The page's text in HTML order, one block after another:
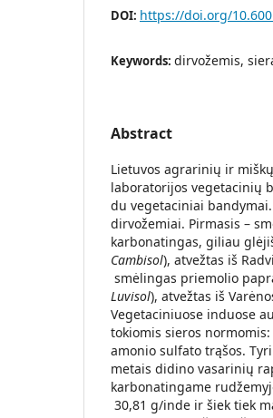
DOI: https://doi.org/
Keywords: dirvožemis,
Abstract
Lietuvos agrarinių ir
laboratorijos vegetacinių
du vegetaciniai
dirvožemiai. Pirmasis –
karbonatingas, giliau
Cambisol), atvežtas iš
smėlingas priemolio
Luvisol), atvežtas iš
Vegetaciniuose induose
tokiomis sieros normomis:
amonio sulfato trąšos.
metais didino vasarinių
karbonatingame
30,81 g/inde ir šiek tiek